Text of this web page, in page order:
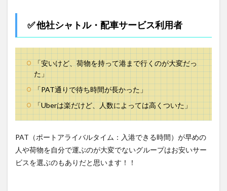
✅ 他社シャトル・配車サービス利用者
「安いけど、荷物を持って港まで行くのが大変だっ
た」
「PAT通りで待ち時間が長かった」
「Uberは楽だけど、人数によっては高くついた」
PAT（ポートアライバルタイム：入港できる時間）が早めの
人や荷物を自分で運ぶのが大変でないグループはお安いサー
ビスを選ぶのもありだと思います！！